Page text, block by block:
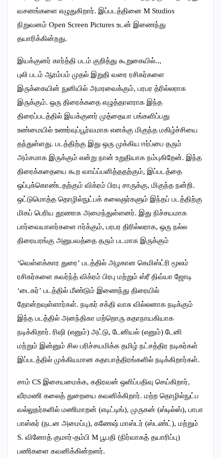
வசனங்களை எழுதுகிறார். இப்படத்தினை M Studios
நிறுவனம் Open Screen Pictures உடன் இணைந்து
தயாரிக்கின்றது.
இயக்குனர் கார்த்தி படம் குறித்து கூறுகையில்..,
புலி படம் ஆரம்பம் முதல் இறுதி வரை ரசிகர்களை
இருக்கையின் நுனியில் அமரவைக்கும், பரபர த்ரில்லராக
இருக்கும். ஒரு திரைக்கதை எழுத்தாளராக இந்த
திரைப்படத்தில் இயக்குனர் முத்தையா பங்களிப்பது
உண்மையில் உணர்வுப்பூர்வமாக எனக்கு மிகுந்த மகிழ்ச்சியை
தந்துள்ளது. படத்திற்கு இது ஒரு முக்கிய ஈர்ப்பை தரும்
அம்சமாக இருக்கும் என்று நான் உறுதியாக நம்புகிறேன். இந்த
திரைக்கதையை கூற வாய்ப்பளித்ததற்கும், இப்படத்தை
ஒப்புக்கொண்டதற்கும் விக்ரம் பிரபு சாருக்கு, மிகுந்த நன்றி.
ஒட்டுமொத்த தொழில்நுட்பக் கலைஞர்களும் இந்தப் படத்திற்கு
மிகப் பெரிய தூணாக அமைந்துள்ளனர். இது நிச்சயமாக
பார்வையாளர்களை ஈர்க்கும், பரபர திரில்லராக, ஒரு நல்ல
திரையரங்கு அனுபவத்தை தரும் படமாக இருக்கும்
‘வெள்ளக்கார துரை’ படத்தில் அழகான கெமிஸ்ட்ரி மூலம்
ரசிகர்களை கவர்ந்த் விக்ரம் பிரபு மற்றும் ஸ்ரீ திவ்யா ஜோடி
‘டைகர்’ படத்தில் மீண்டும் இணைந்து திரையில்
தோன்றவுள்ளார்கள். நடிகர் சக்தி வாசு வில்லனாக நடிக்கும்
இந்த படத்தில் அனந்திகா மற்றொரு கதாநாயகியாக
நடிக்கிறார். ரிஷி (எனும்) அட்டு, டேனியல் (எனும்) டேனி
மற்றும் இன்னும் சில பரிச்சயமிக்க தமிழ் நட்சத்திர நடிகர்கள்
இப்படத்தில் முக்கியமான கதாபாத்திரங்களில் நடிக்கிறார்கள்.
சாம் CS இசையமைக்க, கதிரவன் ஒளிப்பதிவு செய்கிறார்,
வீரமணி கலைத் துறையை கவனிக்கிறார். மற்ற தொழில்நுட்ப
வல்லுநர்களில் மணிமாறன் (எடிட்டிங்), முருகன் (ஸ்டில்ஸ்), பாபா
பாஸ்கர் (நடன அமைப்பு), கணேஷ் மாஸ்டர் (ஸ்டண்ட்), மற்றும்
S. வினோத் குமார்-தம்பி M பூபதி (நிர்வாகத் தயாரிப்பு)
பணிகளை கவனிக்கின்றனர்.